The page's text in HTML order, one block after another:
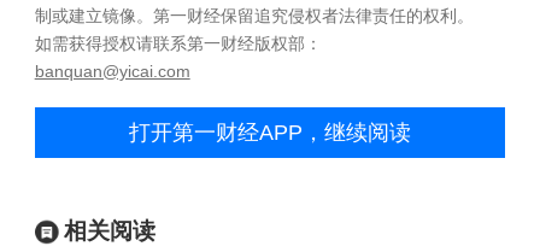
制或建立镜像。第一财经保留追究侵权者法律责任的权利。
如需获得授权请联系第一财经版权部：
banquan@yicai.com
打开第一财经APP，继续阅读
相关阅读